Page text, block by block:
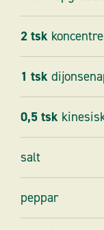
2 tsk
1 tsk
0,5 tsk
salt
peppar